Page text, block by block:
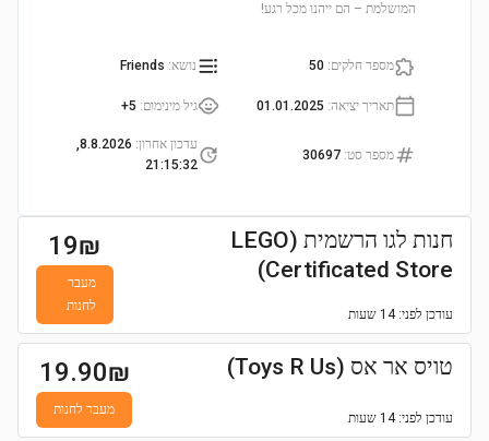
המושלמת – הם ייהנו מכל רגע!
מספר חלקים:
50 נושא:
Friends
תאריך יציאה:
01.01.2025 גיל מינימום:
5+
מספר סט:
30697
עדכון אחרון:
8.8.2026,
21:15:32
חנות לגו הרשמית (LEGO
Certificated Store)
עודכן לפני: 14 שעות
19₪
מעבר
לחנות
טויס אר אס (Toys R Us)
עודכן לפני: 14 שעות
19.90₪
מעבר לחנות